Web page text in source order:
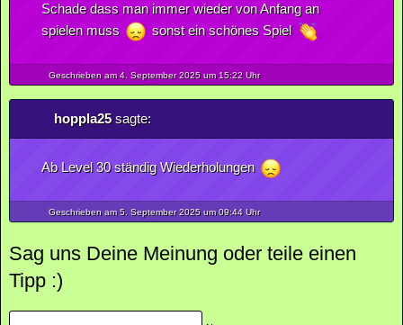
Schade dass man immer wieder von Anfang an
spielen muss
sonst ein schönes Spiel
Geschrieben am 4. September2025um 15:22 Uhr
hoppla25sagte:
Ab Level 30 ständig Wiederholungen
Geschrieben am 5. September2025um 09:44 Uhr
Sag uns Deine Meinung oder teile einen
Tipp :)